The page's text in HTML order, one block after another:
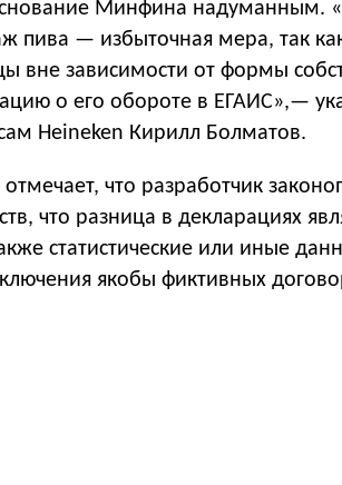
Минфина надуманным.
пива — избыточная мера, так
вне зависимости от формы
о его обороте в ЕГАИС»,—
Heineken Кирилл Болматов.
что разработчик
что разница в декларациях
статистические или иные
якобы фиктивных